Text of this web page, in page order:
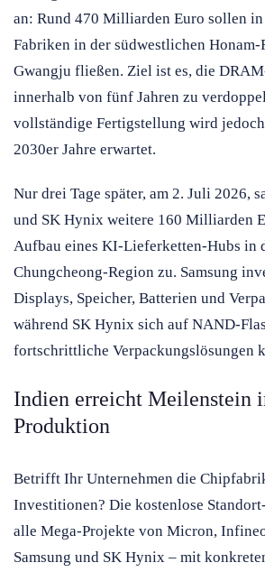
an: Rund 470 Milliarden Euro sollen
Fabriken in der südwestlichen Honam-
Gwangju fließen. Ziel ist es, die
innerhalb von fünf Jahren zu
vollständige Fertigstellung wird
2030er Jahre erwartet.
Nur drei Tage später, am 2. Juli 2026,
und SK Hynix weitere 160 Milliarden
Aufbau eines KI-Lieferketten-Hubs in
Chungcheong-Region zu. Samsung
Displays, Speicher, Batterien und
während SK Hynix sich auf NAND-
fortschrittliche Verpackungslösungen
Indien erreicht Meilenstein
Produktion
Betrifft Ihr Unternehmen die
Investitionen? Die kostenlose
alle Mega-Projekte von Micron,
Samsung und SK Hynix – mit